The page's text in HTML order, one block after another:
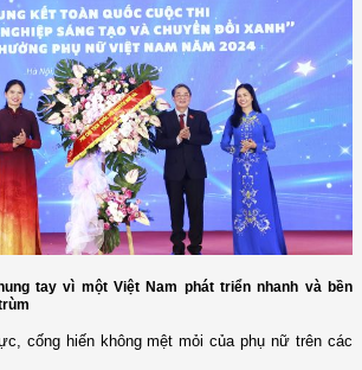
tay vì một Việt Nam phát triển nhanh và bền
cống hiến không mệt mỏi của phụ nữ trên các